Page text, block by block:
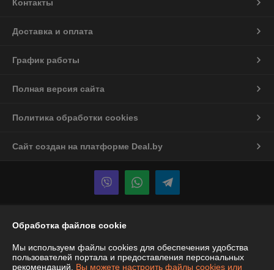
Контакты
Доставка и оплата
График работы
Полная версия сайта
Политика обработки cookies
Сайт создан на платформе Deal.by
Информация для покупателя
Республика Беларусь, г. Минск, ул. Ботаническая,5А, офис 501
Обработка файлов cookie
Мы используем файлы cookies для обеспечения удобства
пользователей портала и предоставления персональных
рекомендаций. Вы можете настроить файлы cookies или